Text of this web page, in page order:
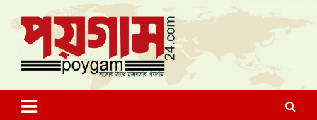
content
poygam24.com
poygam24.com